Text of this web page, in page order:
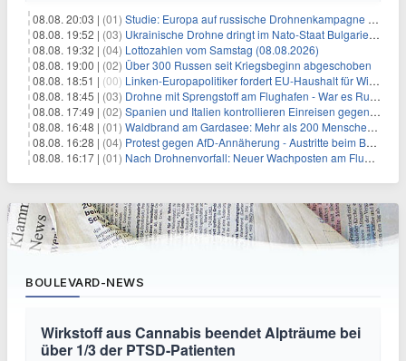
08.08. 20:03 | (01) Studie: Europa auf russische Drohnenkampagne unzureichend vorbereitet
08.08. 19:52 | (03) Ukrainische Drohne dringt im Nato-Staat Bulgarien ein
08.08. 19:32 | (04) Lottozahlen vom Samstag (08.08.2026)
08.08. 19:00 | (02) Über 300 Russen seit Kriegsbeginn abgeschoben
08.08. 18:51 | (00) Linken-Europapolitiker fordert EU-Haushalt für Wirtschaftsumbau
08.08. 18:45 | (03) Drohne mit Sprengstoff am Flughafen - War es Russland?
08.08. 17:49 | (02) Spanien und Italien kontrollieren Einreisen gegenseitig
08.08. 16:48 | (01) Waldbrand am Gardasee: Mehr als 200 Menschen evakuiert
08.08. 16:28 | (04) Protest gegen AfD-Annäherung - Austritte beim BSW Sachsen-Anhalt
08.08. 16:17 | (01) Nach Drohnenvorfall: Neuer Wachposten am Flughafen
BOULEVARD-NEWS
Wirkstoff aus Cannabis beendet Alpträume bei
über 1/3 der PTSD-Patienten